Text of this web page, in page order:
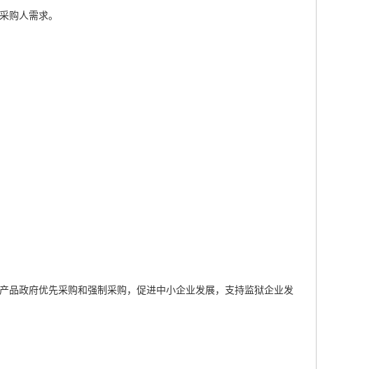
购人需求。
品政府优先采购和强制采购，促进中小企业发展，支持监狱企业发